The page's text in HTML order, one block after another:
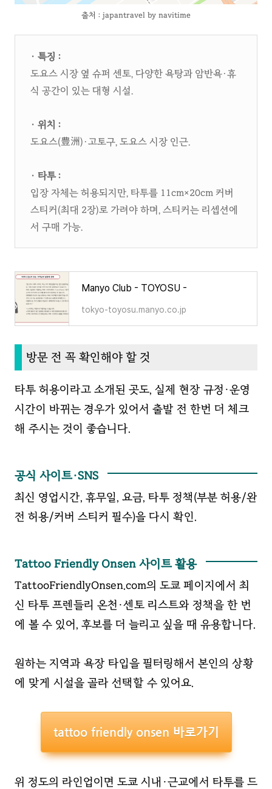
출처 : japantravel by navitime
· 특징 :
도요스 시장 옆 슈퍼 센토, 다양한 욕탕과 암반욕·휴
식 공간이 있는 대형 시설.​
· 위치 :
도요스(豊洲)·고토구, 도요스 시장 인근.​
· 타투 :
입장 자체는 허용되지만, 타투를 11cm×20cm 커버
스티커(최대 2장)로 가려야 하며, 스티커는 리셉션에
서 구매 가능.
Manyo Club - TOYOSU -
tokyo-toyosu.manyo.co.jp
방문 전 꼭 확인해야 할 것
타투 허용이라고 소개된 곳도, 실제 현장 규정·운영
시간이 바뀌는 경우가 있어서 출발 전 한번 더 체크
해 주시는 것이 좋습니다.
공식 사이트·SNS
최신 영업시간, 휴무일, 요금, 타투 정책(부분 허용/완
전 허용/커버 스티커 필수)을 다시 확인.
Tattoo Friendly Onsen 사이트 활용
TattooFriendlyOnsen.com의 도쿄 페이지에서 최
신 타투 프렌들리 온천·센토 리스트와 정책을 한 번
에 볼 수 있어, 후보를 더 늘리고 싶을 때 유용합니다.
원하는 지역과 욕장 타입을 필터링해서 본인의 상황
에 맞게 시설을 골라 선택할 수 있어요.
tattoo friendly onsen 바로가기
위 정도의 라인업이면 도쿄 시내·근교에서 타투를 드